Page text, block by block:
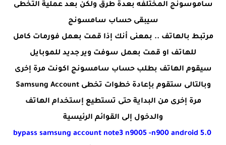
ساموسونج المختلفه بعدة طرق ولكن بعد عملية التخطى
سيبقى حساب سامسونج
مرتبط بالهاتف .. بمعنى أنك إذا قمت بعمل فورمات كامل
للهاتف او قمت بعمل سوفت وير جديد للموبايل
سيقوم الهاتف بطلب حساب سامسونج اكونت مرة إخرى
وبالتالى ستقوم بإعادة خطوات تخطى Samsung Account
مرة إخرى من البداية حتى تستطيع إستخدام الهاتف
والدخول إلى القوائم الرئيسية
bypass samsung account note3 n9005 -n900 android 5.0